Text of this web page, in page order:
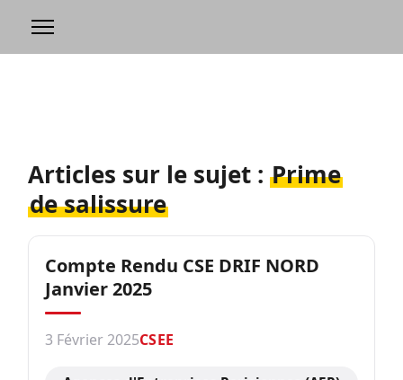
Articles sur le sujet : Prime
de salissure
Compte Rendu CSE DRIF NORD
Janvier 2025
3 Février 2025CSEE